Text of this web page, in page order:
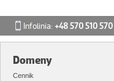
Infolinia: +48 570 510 570
Domeny
Cennik